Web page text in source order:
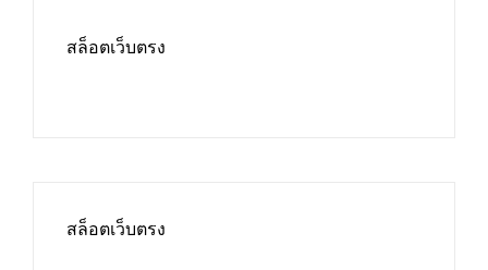
สล็อตเว็บตรง
สล็อตเว็บตรง